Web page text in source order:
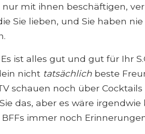
nur mit ihnen beschäftigen,
Sie lieben, und Sie haben
Es ist alles gut und gut für Ihr
nicht tatsächlich beste
schauen noch über
das, aber es wäre irgendwie
immer noch